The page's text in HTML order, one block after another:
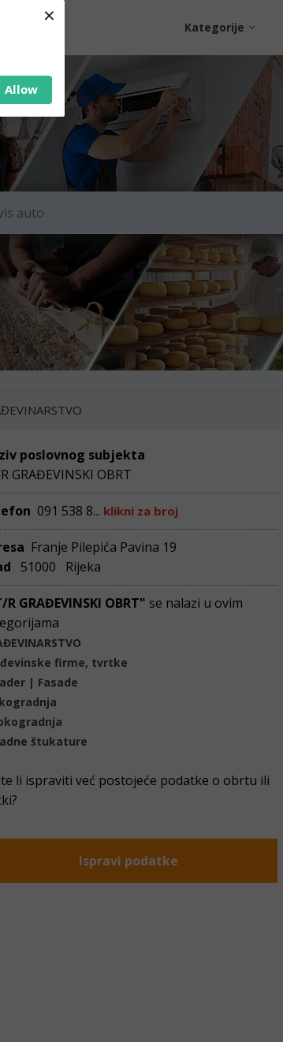
Allow
× Kategorije
poslovnog subjekta
GRAĐEVINSKI OBRT
091 538 8... klikni za broj
Franje Pilepića Pavina 19
51000 Rijeka
R GRAĐEVINSKI OBRT" se nalazi u ovim
firme, tvrtke
| Fasade
štukature
li ispraviti već postojeće podatke o obrtu ili
Ispravi podatke